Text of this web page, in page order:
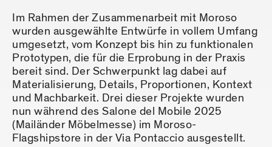
Im Rahmen der Zusammenarbeit mit Moroso
wurden ausgewählte Entwürfe in vollem Umfang
umgesetzt, vom Konzept bis hin zu funktionalen
Prototypen, die für die Erprobung in der Praxis
bereit sind. Der Schwerpunkt lag dabei auf
Materialisierung, Details, Proportionen, Kontext
und Machbarkeit. Drei dieser Projekte wurden
nun während des Salone del Mobile 2025
(Mailänder Möbelmesse) im Moroso-
Flagshipstore in der Via Pontaccio ausgestellt.